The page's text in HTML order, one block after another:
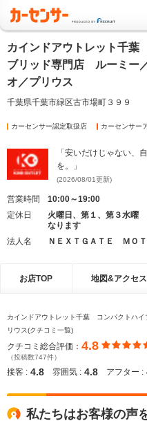
カインドアウトレット千
ブリッド専門店 ルーミー
オ／プリウス
千葉県千葉市緑区古市場町３９９
カーセンサー認定取扱店 カーセンサー
「安いだけじゃない、
を。」
(2026/08/01更新)
営業時間
10:00～19:00
定休日
火曜日、第１、第３水曜
なります
法人名
ＮＥＸＴＧＡＴＥ ＭＯ
お店TOP 地図&アクセス
カインドアウトレット千葉 コンパクトハ
リウス(クチコミ一覧)
クチコミ総合評価： 4.8
（投稿数747件）
接客 : 4.8 雰囲気 : 4.8 アフター :
私たちはお客様の声